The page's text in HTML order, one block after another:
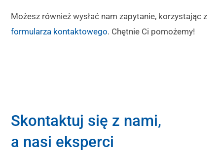
Możesz również wysłać nam zapytanie, korzystając z
formularza kontaktowego. Chętnie Ci pomożemy!
Skontaktuj się z nami,
a nasi eksperci